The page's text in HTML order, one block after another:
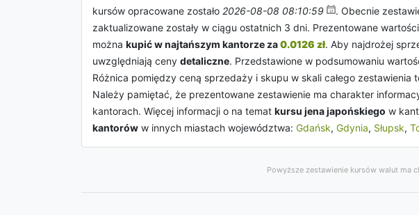
kursów opracowane zostało 2026-08-08 08:10:59 . Obecnie
zaktualizowane zostały w ciągu ostatnich 3 dni. Prezentowane
można kupić w najtańszym kantorze za0.0126 zł. Aby najdrożej
uwzględniają ceny detaliczne. Przedstawione w podsumowaniu
Różnica pomiędzy ceną sprzedaży i skupu w skali całego zestawienia
Należy pamiętać, że prezentowane zestawienie ma charakter
kantorach. Więcej informacji o na temat kursu jena japońskiego w
kantorów w innych miastach województwa: Gdańsk, Gdynia, Słupsk,
Powyższe zestawienie kursów walut ma